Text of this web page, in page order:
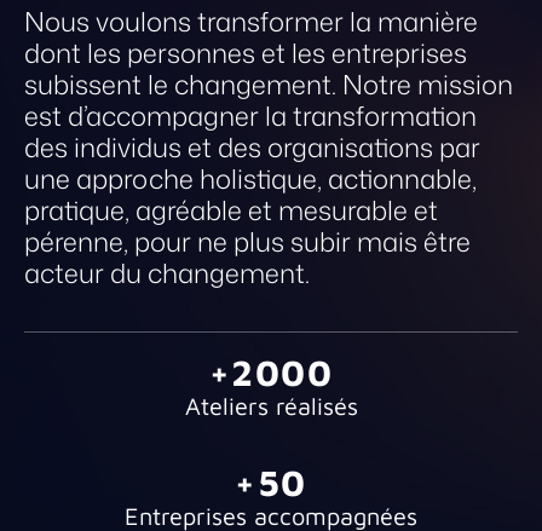
Nous voulons transformer la manière
dont les personnes et les entreprises
subissent le changement. Notre mission
est d’accompagner la transformation
des individus et des organisations par
une approche holistique, actionnable,
pratique, agréable et mesurable et
pérenne, pour ne plus subir mais être
acteur du changement.
+2000
Ateliers réalisés
+50
Entreprises accompagnées